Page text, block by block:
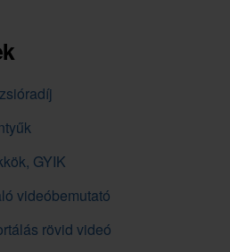
GYIK
videóbemutató
rövid videó